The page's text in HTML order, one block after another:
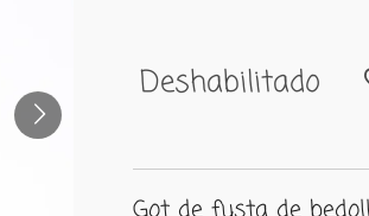
Deshabilitado